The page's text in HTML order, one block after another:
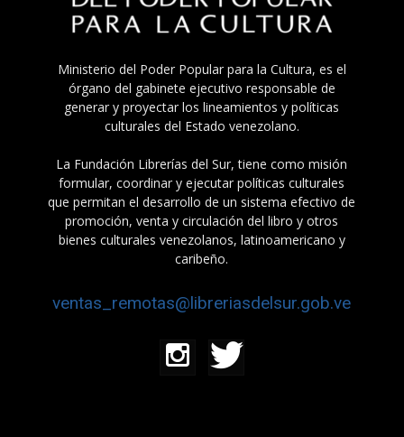
Ministerio del Poder Popular para la Cultura, es el
órgano del gabinete ejecutivo responsable de
generar y proyectar los lineamientos y políticas
culturales del Estado venezolano.
La Fundación Librerías del Sur, tiene como misión
formular, coordinar y ejecutar políticas culturales
que permitan el desarrollo de un sistema efectivo de
promoción, venta y circulación del libro y otros
bienes culturales venezolanos, latinoamericano y
caribeño.
ventas_remotas@libreriasdelsur.gob.ve